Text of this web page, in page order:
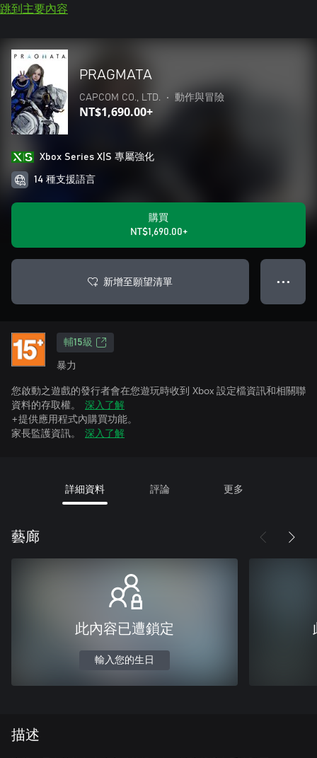
跳到主要內容
PRAGMATA
CAPCOM CO., LTD. • 動作與冒險
NT$1,690.00+
Xbox Series X|S 專屬強化
14 種支援語言
購買
NT$1,690.00+
新增至願望清單 ● ● ●
輔15級
暴力
您啟動之遊戲的發行者會在您遊玩時收到 Xbox 設定檔資訊和相關聯
資料的存取權。
深入了解
+提供應用程式內購買功能。
家長監護資訊。
深入了解
詳細資料 評論 更多
藝廊
此內容已遭鎖定
輸入您的生日
描述